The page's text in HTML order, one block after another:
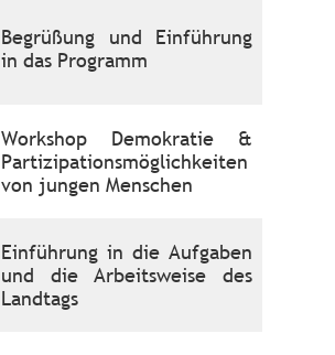
Begrüßung und Einführung
in das Programm
Workshop Demokratie &
Partizipationsmöglichkeiten
von jungen Menschen
Einführung in die Aufgaben
und die Arbeitsweise des
Landtags